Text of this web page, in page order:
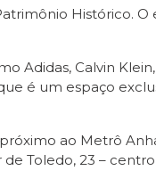
Histórico. O
Adidas, Calvin
é um espaço
ao Metrô
Toledo, 23 – centro